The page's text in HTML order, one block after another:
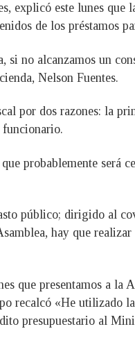
explicó este lunes que
de los préstamos
si no alcanzamos un
Nelson Fuentes.
por dos razones: la
funcionario.
probablemente será
público; dirigido al
hay que
que presentamos a la
recalcó «He utilizado
presupuestario al